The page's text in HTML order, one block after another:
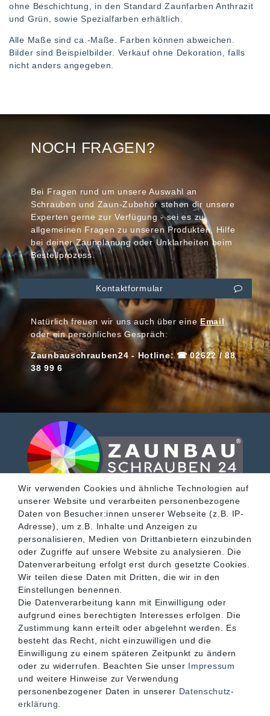
ohne Beschichtung, in den Standard Zaunfarben Anthrazit
und Grün, sowie Spezialfarben erhältlich.
Alle Maße sind ca.-Maße. Farben können abweichen.
Bilder sind Beispielbilder. Verkauf ohne Dekoration, falls
nicht anders angegeben.
NOCH FRAGEN?
Bei Fragen rund um unsere Auswahl an
Schrauben und Zaun-Zubehör stehen dir unsere
Experten gerne zur Verfügung - sei es zu
allgemeinen Fragen zu unseren Produkten, Hilfe
bei deiner Zaunplanung oder Unklarheiten beim
Bestellprozess.
Kontaktformular
Natürlich freuen wir uns auch über eineEmail
oder ein persönliches Gespräch:
Zaunbauschrauben24 - Hotline: ☎ 02622 / 88
38 99 6
SERVICE
INFORMATIONEN
KONTAKT
Wir verwenden Cookies und ähnliche Technologien auf
unserer Website und verarbeiten personenbezogene
Daten von Besucher:innen unserer Webseite (z.B. IP-
Adresse), um z.B. Inhalte und Anzeigen zu
personalisieren, Medien von Drittanbietern einzubinden
oder Zugriffe auf unsere Website zu analysieren. Die
Datenverarbeitung erfolgt erst durch gesetzte Cookies.
Wir teilen diese Daten mit Dritten, die wir in den
Einstellungen benennen.
Die Datenverarbeitung kann mit Einwilligung oder
aufgrund eines berechtigten Interesses erfolgen. Die
Zustimmung kann erteilt oder abgelehnt werden. Es
besteht das Recht, nicht einzuwilligen und die
Einwilligung zu einem späteren Zeitpunkt zu ändern
oder zu widerrufen. Beachten Sie unser Impressum
und weitere Hinweise zur Verwendung
personenbezogener Daten in unserer Daten­schutz­
erklärung